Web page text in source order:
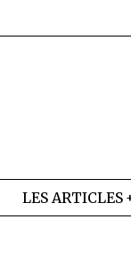
LES ARTICLES